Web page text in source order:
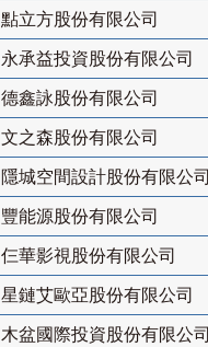
點立方股份有限公司
永承益投資股份有限公司
德鑫詠股份有限公司
文之森股份有限公司
隱城空間設計股份有限公司
豐能源股份有限公司
仨華影視股份有限公司
星鏈艾歐亞股份有限公司
木盆國際投資股份有限公司